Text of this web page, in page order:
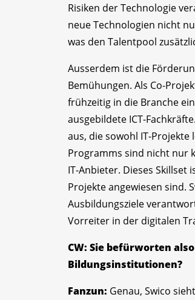
Risiken der Technologie
neue Technologien nicht
was den Talentpool
Ausserdem ist die
Bemühungen. Als Co-
frühzeitig in die Branche
ausgebildete ICT-
aus, die sowohl IT-
Programms sind nicht nur
IT-Anbieter. Dieses
Projekte angewiesen sind.
Ausbildungsziele
Vorreiter in der digitalen
CW: Sie befürworten
Bildungsinstitutionen?
Fanzun: Genau, Swico